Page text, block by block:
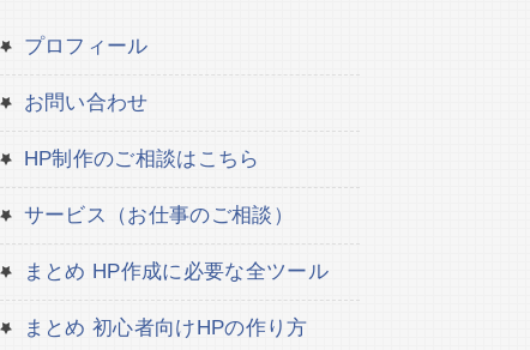
プロフィール
お問い合わせ
HP制作のご相談はこちら
サービス（お仕事のご相談）
まとめ HP作成に必要な全ツール
まとめ 初心者向けHPの作り方